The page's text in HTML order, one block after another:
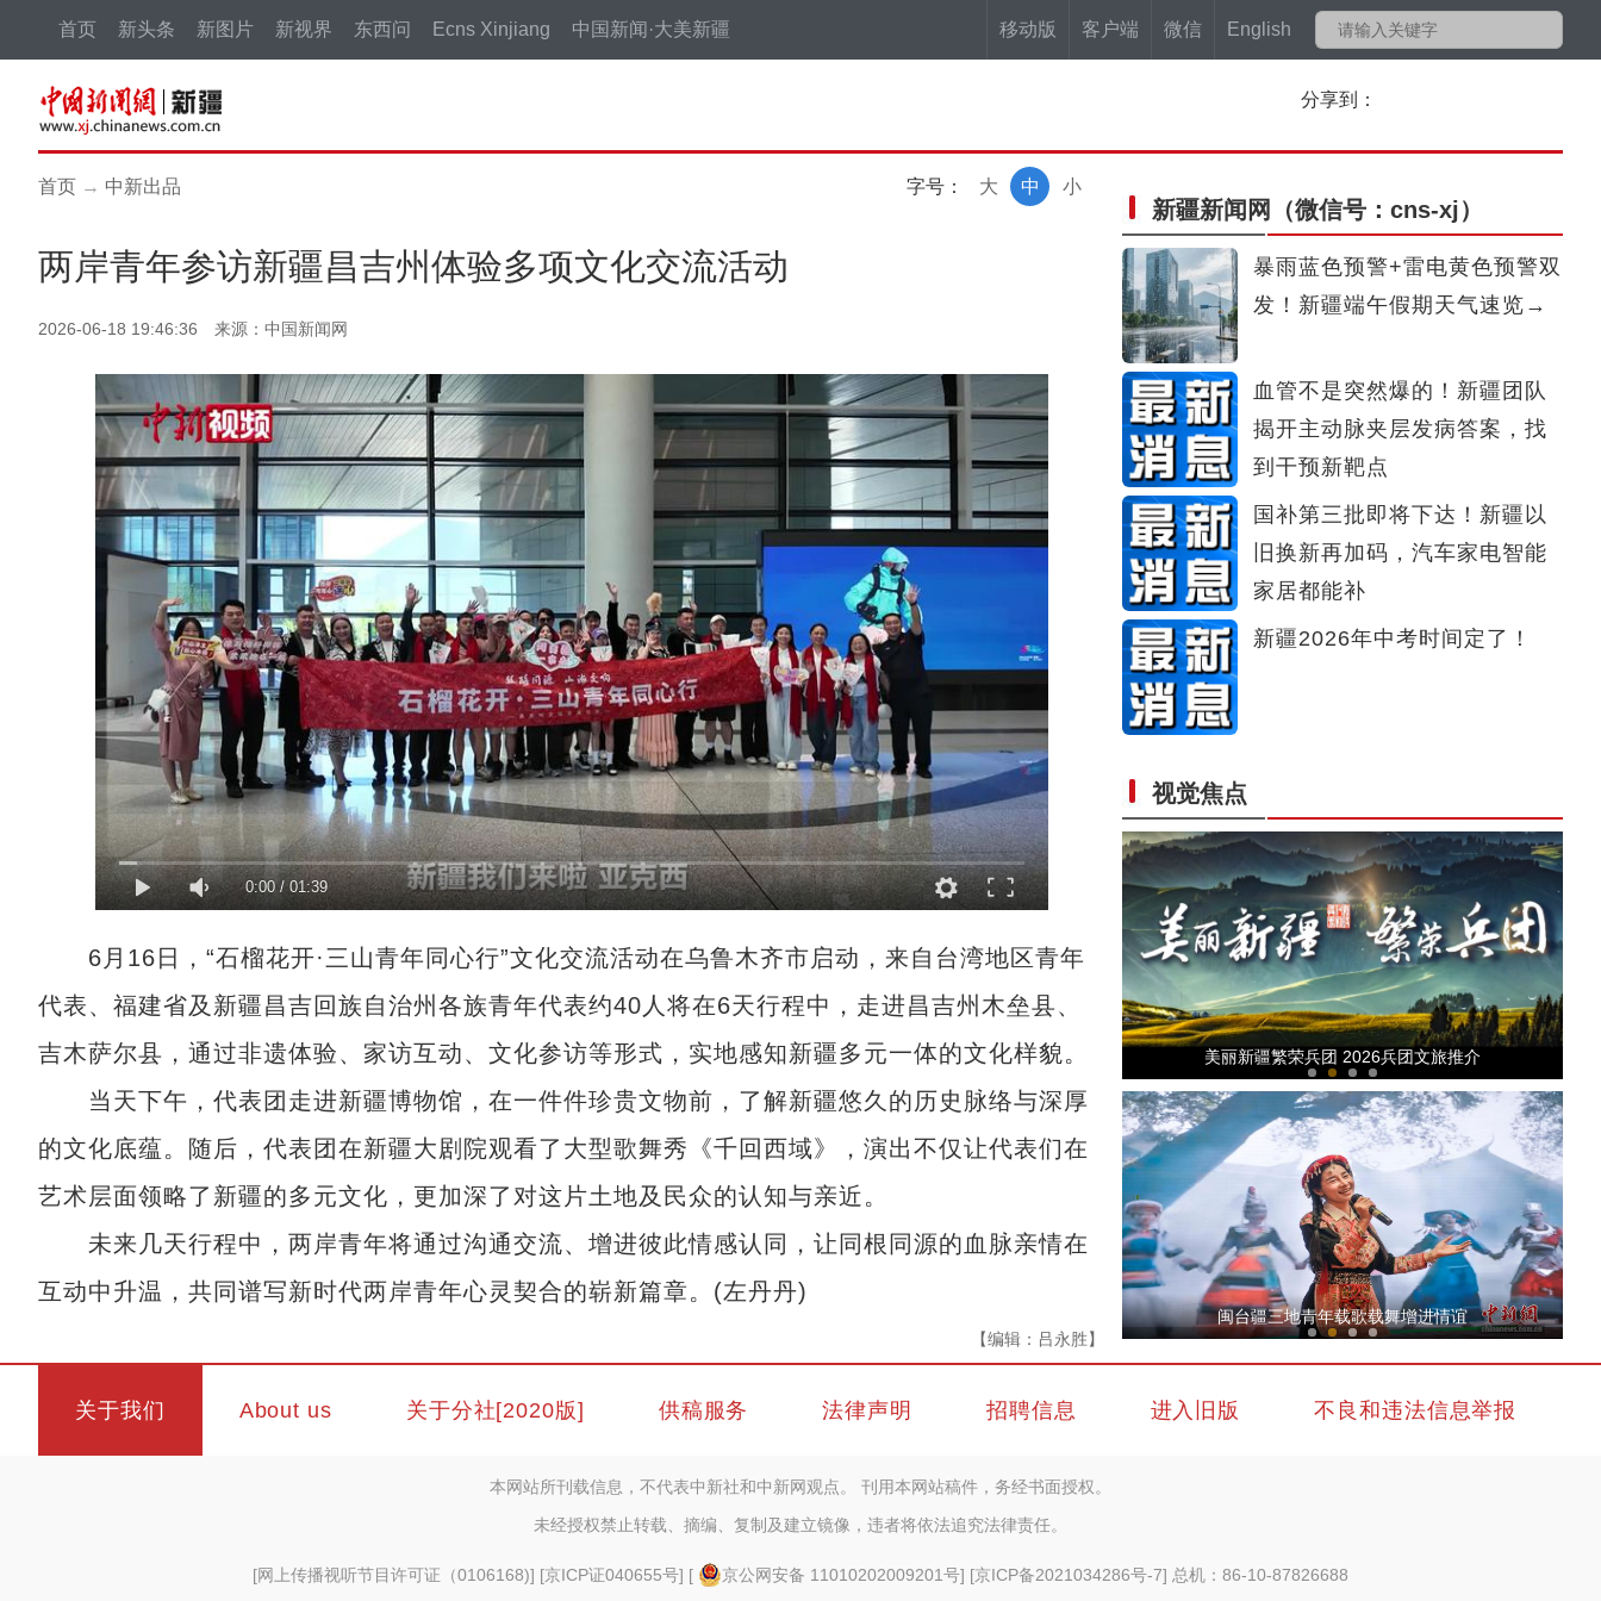
移动版 客户端 微信 English
首页 新头条 新图片 新视界 东西问 Ecns Xinjiang 中国新闻·大美新疆
分享到：
首页 → 中新出品 字号： 小
中
大
两岸青年参访新疆昌吉州体验多项文化交流活动
2026-06-18 19:46:36 来源：中国新闻网
0:00/01:39
6月16日，“石榴花开·三山青年同心行”文化交流活动在乌鲁木齐市启动，来自台湾地区青年
代表、福建省及新疆昌吉回族自治州各族青年代表约40人将在6天行程中，走进昌吉州木垒县、
吉木萨尔县，通过非遗体验、家访互动、文化参访等形式，实地感知新疆多元一体的文化样貌。
当天下午，代表团走进新疆博物馆，在一件件珍贵文物前，了解新疆悠久的历史脉络与深厚
的文化底蕴。随后，代表团在新疆大剧院观看了大型歌舞秀《千回西域》，演出不仅让代表们在
艺术层面领略了新疆的多元文化，更加深了对这片土地及民众的认知与亲近。
未来几天行程中，两岸青年将通过沟通交流、增进彼此情感认同，让同根同源的血脉亲情在
互动中升温，共同谱写新时代两岸青年心灵契合的崭新篇章。(左丹丹)
【编辑：吕永胜】
新疆新闻网 （微信号：cns-xj）
暴雨蓝色预警+雷电黄色预警双
发！新疆端午假期天气速览→
血管不是突然爆的！新疆团队
揭开主动脉夹层发病答案，找
到干预新靶点
国补第三批即将下达！新疆以
旧换新再加码，汽车家电智能
家居都能补
新疆2026年中考时间定了！
视觉焦点
新疆伊犁展出中外画家写生作品
2026新疆国际旅行商大会在和田举办
美丽新疆繁荣兵团 2026兵团文旅推介
英吉沙：麦收时节丰收乐
闽台疆三地青年载歌载舞增进情谊
关于我们 About us 关于分社[2020版] 供稿服务 法律声明 招聘信息 进入旧版 不良和违法信息举报
本网站所刊载信息，不代表中新社和中新网观点。 刊用本网站稿件，务经书面授权。
未经授权禁止转载、摘编、复制及建立镜像，违者将依法追究法律责任。
[网上传播视听节目许可证（0106168)] [京ICP证040655号] [ 京公网安备 11010202009201号] [京ICP备2021034286号-7] 总机：86-10-87826688